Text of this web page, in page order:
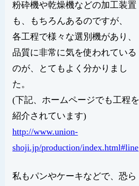
粉砕機や乾燥機などの加工装置
も、もちろんあるのですが、
各工程で様々な選別機があり、
品質に非常に気を使われている
のが、とてもよく分かりまし
た。
(下記、ホームページでも工程を
紹介されています)
http://www.union-
shoji.jp/production/index.html#line
私もパンやケーキなどで、恐ら